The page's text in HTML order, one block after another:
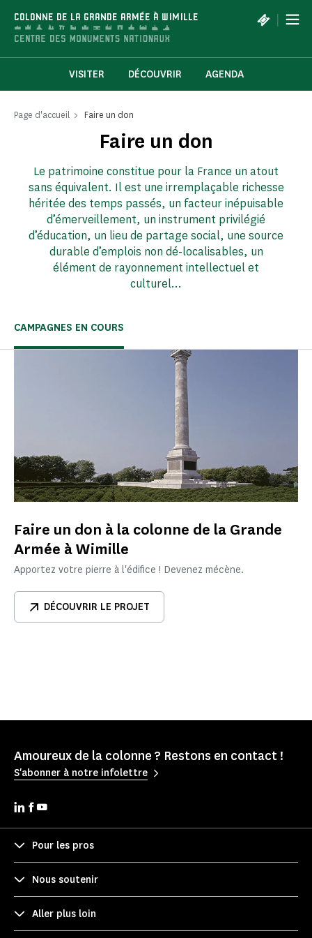
COLONNE DE LA GRANDE ARMÉE À WIMILLE |
VISITER DÉCOUVRIR AGENDA
Page d'accueil Faire un don
Faire un don
Le patrimoine constitue pour la France un atout
sans équivalent. Il est une irremplaçable richesse
héritée des temps passés, un facteur inépuisable
d’émerveillement, un instrument privilégié
d’éducation, un lieu de partage social, une source
durable d’emplois non dé-localisables, un
élément de rayonnement intellectuel et
culturel…
CAMPAGNES EN COURS
Faire un don à la colonne de la Grande
Armée à Wimille
Apportez votre pierre à l'édifice ! Devenez mécène.
DÉCOUVRIR LE PROJET
Amoureux de la colonne ? Restons en contact !
S'abonner à notre infolettre
Pour les pros
Nous soutenir
Aller plus loin